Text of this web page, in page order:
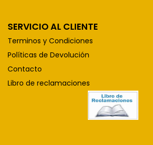
SERVICIO AL CLIENTE
Terminos y Condiciones
Políticas de Devolución
Contacto
Libro de reclamaciones